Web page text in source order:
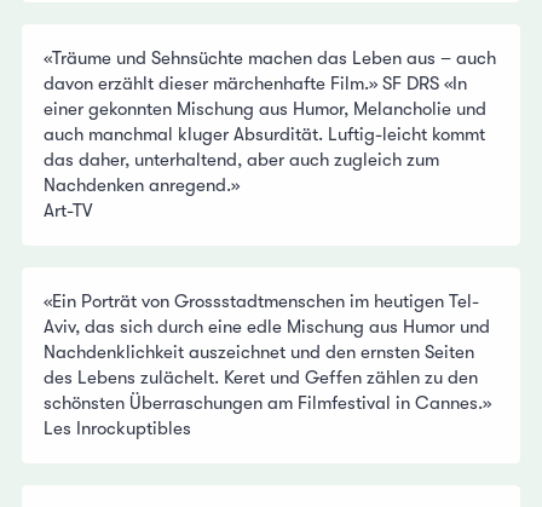
«Träume und Sehnsüchte machen das Leben aus – auch
davon erzählt dieser märchenhafte Film.» SF DRS «In
einer gekonnten Mischung aus Humor, Melancholie und
auch manchmal kluger Absurdität. Luftig-leicht kommt
das daher, unterhaltend, aber auch zugleich zum
Nachdenken anregend.»
Art-TV
«Ein Porträt von Grossstadtmenschen im heutigen Tel-
Aviv, das sich durch eine edle Mischung aus Humor und
Nachdenklichkeit auszeichnet und den ernsten Seiten
des Lebens zulächelt. Keret und Geffen zählen zu den
schönsten Überraschungen am Filmfestival in Cannes.»
Les Inrockuptibles